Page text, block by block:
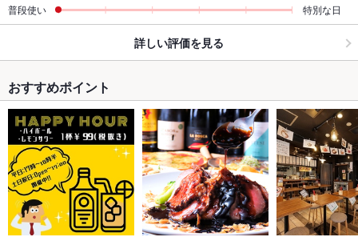
普段使い
特別な日
詳しい評価を見る
おすすめポイント